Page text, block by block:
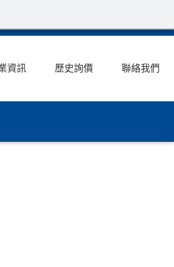
資訊 歷史詢價 聯絡我們